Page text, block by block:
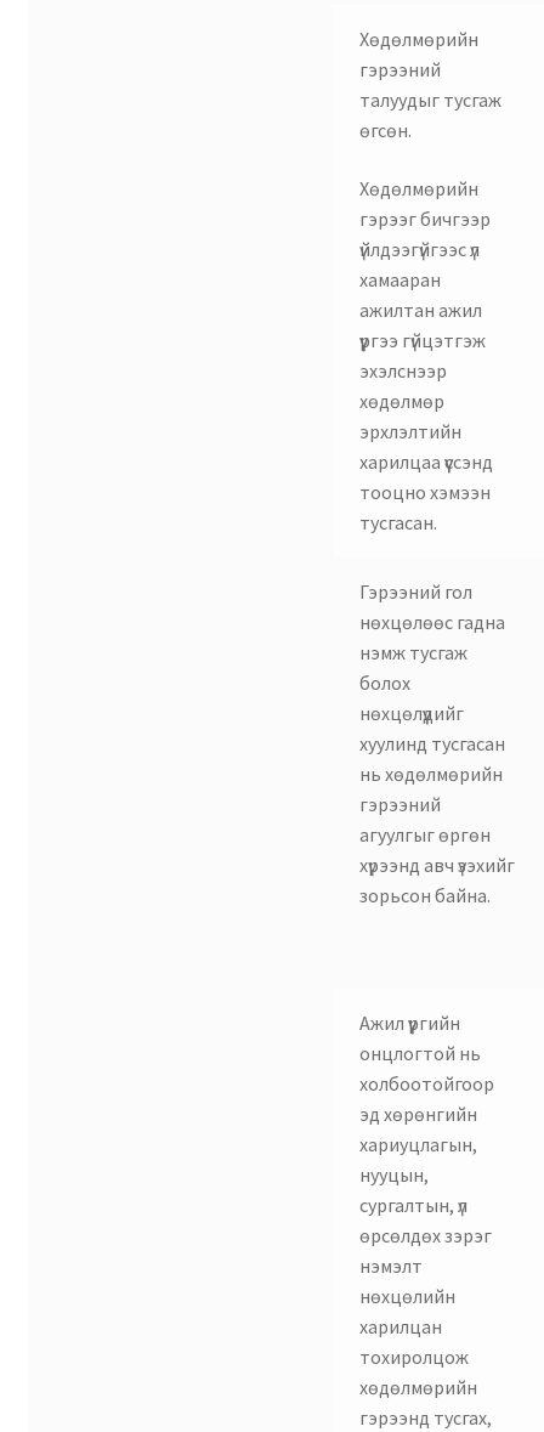
Хөдөлмөрийн
гэрээний
талуудыг тусгаж
өгсөн.
Хөдөлмөрийн
гэрээг бичгээр
үйлдээгүйгээс үл
хамааран
ажилтан ажил
үүргээ гүйцэтгэж
эхэлснээр
хөдөлмөр
эрхлэлтийн
харилцаа үүссэнд
тооцно хэмээн
тусгасан.
Гэрээний гол
нөхцөлөөс гадна
нэмж тусгаж
болох
нөхцөлүүдийг
хуулинд тусгасан
нь хөдөлмөрийн
гэрээний
агуулгыг өргөн
хүрээнд авч үзэхийг
зорьсон байна.
Ажил үүргийн
онцлогтой нь
холбоотойгоор
эд хөрөнгийн
хариуцлагын,
нууцын,
сургалтын, үл
өрсөлдөх зэрэг
нэмэлт
нөхцөлийн
харилцан
тохиролцож
хөдөлмөрийн
гэрээнд тусгах,